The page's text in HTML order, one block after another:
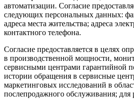
автоматизации. Согласие
следующих персональных данных:
адреса места жительства; адреса
контактного телефона.
Согласие предоставляется в целях
в производственной мощности,
сервисными центрами гарантийной
истории обращения в сервисные
маркетинговых исследований в
послепродажного обслуживания; для